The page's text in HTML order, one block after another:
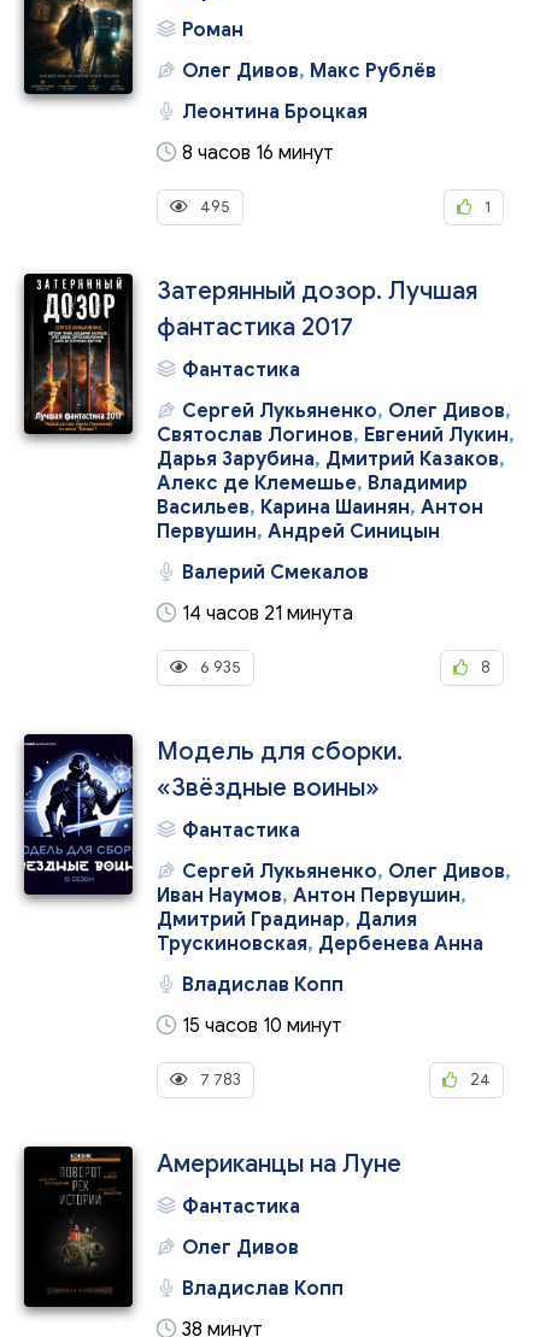
Роман
Олег Дивов, Макс Рублёв
Леонтина Броцкая
8 часов 16 минут
495 1
Затерянный дозор. Лучшая
фантастика 2017
Фантастика
Сергей Лукьяненко, Олег Дивов,
Святослав Логинов, Евгений Лукин,
Дарья Зарубина, Дмитрий Казаков,
Алекс де Клемешье, Владимир
Васильев, Карина Шаинян, Антон
Первушин, Андрей Синицын
Валерий Смекалов
14 часов 21 минута
6 935 8
Модель для сборки.
«Звёздные воины»
Фантастика
Сергей Лукьяненко, Олег Дивов,
Иван Наумов, Антон Первушин,
Дмитрий Градинар, Далия
Трускиновская, Дербенева Анна
Владислав Копп
15 часов 10 минут
7 783 24
Американцы на Луне
Фантастика
Олег Дивов
Владислав Копп
38 минут